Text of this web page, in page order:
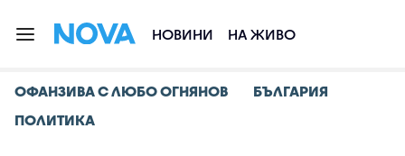
НОВИНИ НА ЖИВО
ОФАНЗИВА С ЛЮБО ОГНЯНОВ
БЪЛГАРИЯ
ПОЛИТИКА